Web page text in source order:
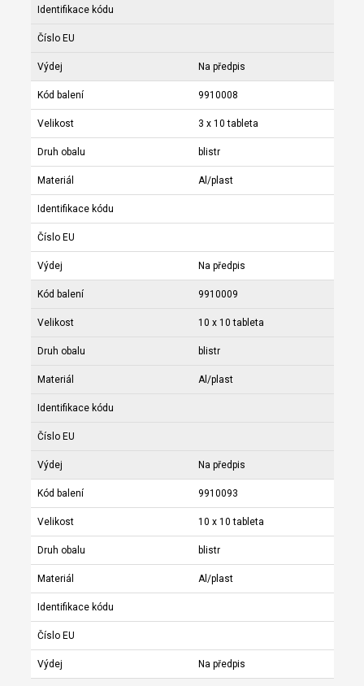
Identifikace kódu
Číslo EU
Výdej Na předpis
Kód balení 9910008
Velikost 3 x 10 tableta
Druh obalu blistr
Materiál Al/plast
Identifikace kódu
Číslo EU
Výdej Na předpis
Kód balení 9910009
Velikost 10 x 10 tableta
Druh obalu blistr
Materiál Al/plast
Identifikace kódu
Číslo EU
Výdej Na předpis
Kód balení 9910093
Velikost 10 x 10 tableta
Druh obalu blistr
Materiál Al/plast
Identifikace kódu
Číslo EU
Výdej Na předpis